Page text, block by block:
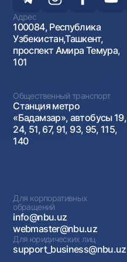
Адрес
100084, Республика
Узбекистан,Ташкент,
проспект Амира Темура,
101
Общественный транспорт
Станция метро
«Бадамзар», автобусы 19,
24, 51, 67, 91, 93, 95, 115,
140
Для корпоративных
обращений
info@nbu.uz
webmaster@nbu.uz
Для юридических лиц
support_business@nbu.uz